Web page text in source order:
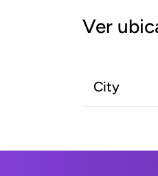
Ver
City